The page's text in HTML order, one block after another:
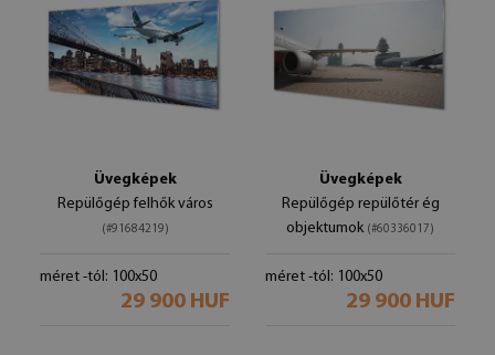
Üvegképek
Repülőgép felhők város
(#91684219)
méret -tól: 100x50
29 900 HUF
Üvegképek
Repülőgép repülőtér ég
objektumok (#60336017)
méret -tól: 100x50
29 900 HUF